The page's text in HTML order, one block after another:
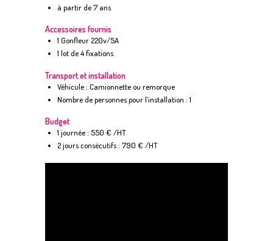
à partir de 7 ans
Accessoires fournis
1 Gonfleur 220v/5A
1 lot de 4 fixations
Transport et installation
Véhicule : Camionnette ou remorque
Nombre de personnes pour l’installation : 1
Budget
1 journée : 550 € /HT
2 jours consécutifs : 790 € /HT